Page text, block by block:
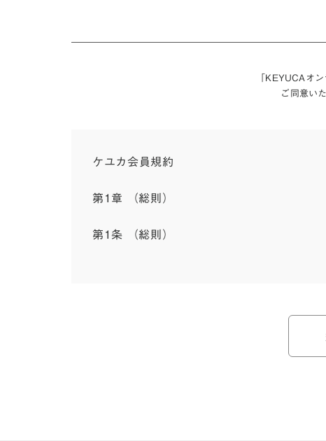
「KEYUCAオ
ご同意い
ケユカ会員規約
第1章 （総則）
第1条 （総則）
ら個別規定はその名称のいかんに関わらず、本規約
本規約の定めが前項の個別規定の定めと矛盾する